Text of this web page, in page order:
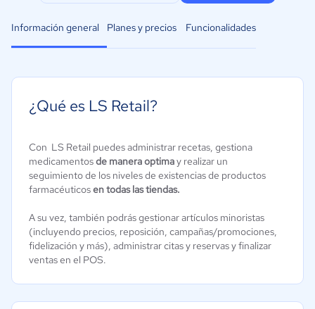
Información general Planes y precios Funcionalidades
¿Qué es LS Retail?
Con LS Retail puedes administrar recetas, gestiona
medicamentosde manera optimay realizar un
seguimiento de los niveles de existencias de productos
farmacéuticosen todas las tiendas.
A su vez, también podrás gestionar artículos minoristas
(incluyendo precios, reposición, campañas/promociones,
fidelización y más), administrar citas y reservas y finalizar
ventas en el POS.